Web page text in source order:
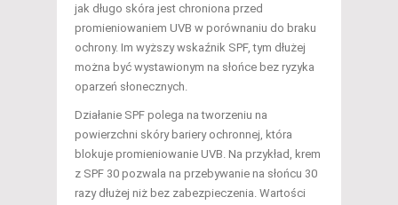
jak długo skóra jest chroniona przed
promieniowaniem UVB w porównaniu do braku
ochrony. Im wyższy wskaźnik SPF, tym dłużej
można być wystawionym na słońce bez ryzyka
oparzeń słonecznych.
Działanie SPF polega na tworzeniu na
powierzchni skóry bariery ochronnej, która
blokuje promieniowanie UVB. Na przykład, krem
z SPF 30 pozwala na przebywanie na słońcu 30
razy dłużej niż bez zabezpieczenia. Wartości